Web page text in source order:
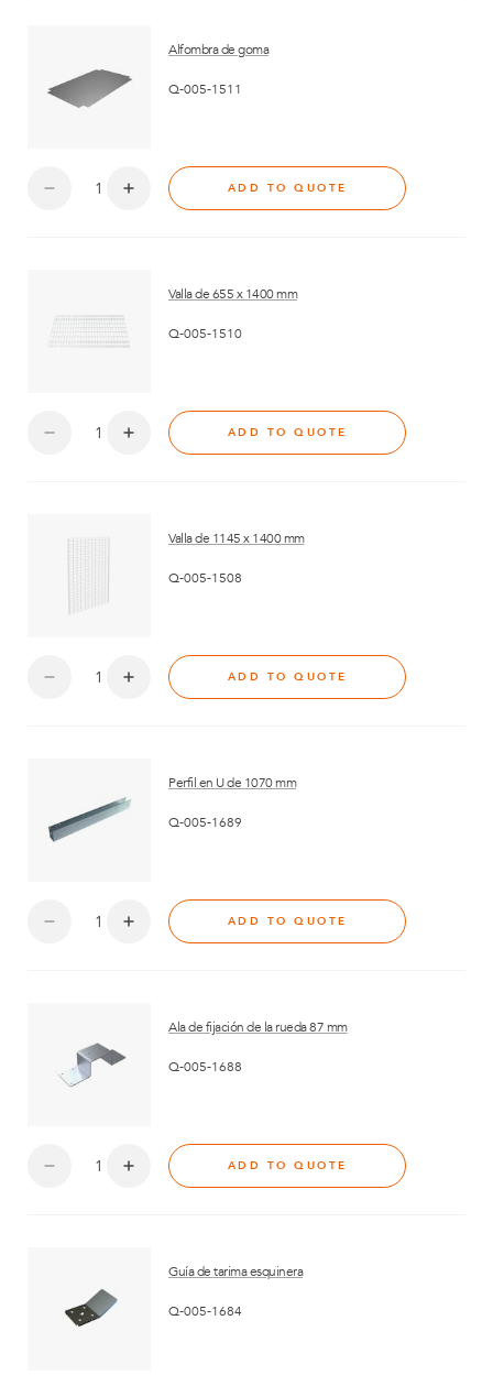
Alfombra de goma
Q-005-1511
ADD TO QUOTE
Valla de 655 x 1400 mm
Q-005-1510
ADD TO QUOTE
Valla de 1145 x 1400 mm
Q-005-1508
ADD TO QUOTE
Perfil en U de 1070 mm
Q-005-1689
ADD TO QUOTE
Ala de fijación de la rueda 87 mm
Q-005-1688
ADD TO QUOTE
Guía de tarima esquinera
Q-005-1684